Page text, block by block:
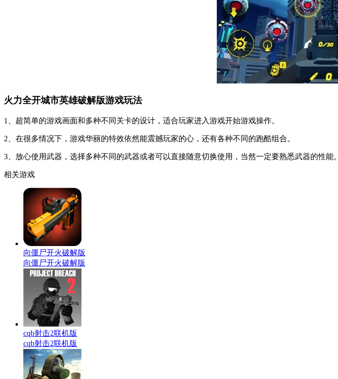
火力全开城市英雄破解版游戏玩法
1、超简单的游戏画面和多种不同关卡的设计，适合玩家进入游戏开始游戏操作。
2、在很多情况下，游戏华丽的特效依然能震撼玩家的心，还有各种不同的跑酷组合。
3、放心使用武器，选择多种不同的武器或者可以直接随意切换使用，当然一定要熟悉武器的性能。
相关游戏
向僵尸开火破解版
向僵尸开火破解版
cqb射击2联机版
cqb射击2联机版